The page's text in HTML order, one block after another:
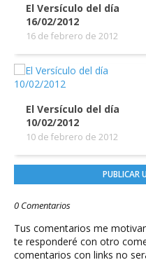
El Versículo del día
16/02/2012
16 de febrero de 2012
El Versículo del día
10/02/2012
10 de febrero de 2012
PUBLICAR
0 Comentarios
Tus comentarios me
te responderé con otro
comentarios con links no